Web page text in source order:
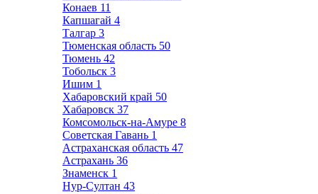
Конаев 11
Капшагай 4
Талгар 3
Тюменская область 50
Тюмень 42
Тобольск 3
Ишим 1
Хабаровский край 50
Хабаровск 37
Комсомольск-на-Амуре 8
Советская Гавань 1
Астраханская область 47
Астрахань 36
Знаменск 1
Нур-Султан 43